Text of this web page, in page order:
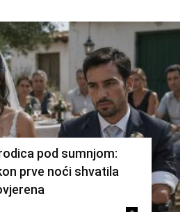
pod sumnjom:
prve noći shvatila